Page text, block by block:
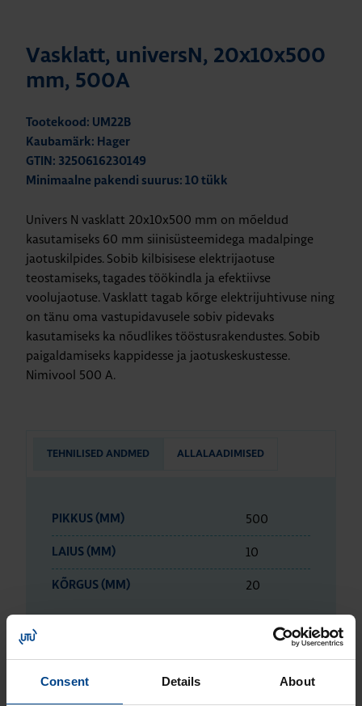
Consent Details About
Vasklatt, universN, 20x10x500
mm, 500A
Tootekood: UM22B
Kaubamärk: Hager
GTIN: 3250616230149
Minimaalne pakendi suurus: 10 tükk
Univers N vasklatt 20x10x500 mm on mõeldud
kasutamiseks 60 mm siinisüsteemidega madalpinge
jaotuskilpides. Sobib kilbisisese elektrijaotuse
teostamiseks, tagades töökindla ja efektiivse
voolujaotuse. Vasklatt tagab kõrge elektrijuhtivuse ning
on tänu oma vastupidavusele sobiv pidevaks
kasutamiseks ka nõudlikes tööstusrakendustes. Sobib
paigaldamiseks kappidesse ja jaotuskeskustesse.
Nimivool 500 A.
TEHNILISED ANDMED ALLALAADIMISED
PIKKUS (MM) 500
LAIUS (MM) 10
KÕRGUS (MM) 20